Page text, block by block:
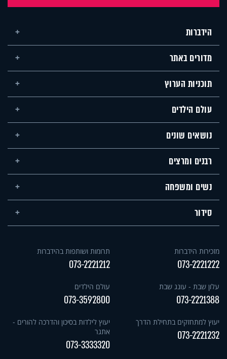
הידברות
מדורים באתר
תוכניות הערוץ
עולם הילדים
נושאים שונים
רבנים ומרצים
נשים ומשפחה
סידור
מזכירות הידברות
073-2221222
תרומות ושותפות בהידברות
073-2221212
עלון שבת - עונג שבת
073-2221388
עולם הילדים
073-3592800
יעוץ למתחזקים בתחילת הדרך
073-2221232
יעוץ לילדות בסיכון והדרכה להורים -
אתגר
073-3333320